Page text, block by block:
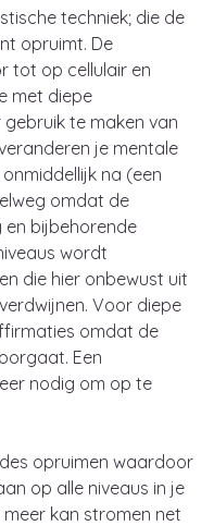
techniek; die de
opruimt. De
tot op cellulair en
met diepe
te maken van
je mentale
na (een
omdat de
bijbehorende
wordt
die hier onbewust uit
Voor diepe
omdat de
Een
nodig om op te
opruimen waardoor
op alle niveaus in je
kan stromen net